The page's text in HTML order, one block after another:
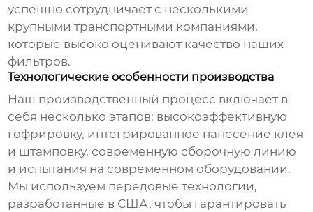
успешно сотрудничает с несколькими
крупными транспортными компаниями,
которые высоко оценивают качество наших
фильтров.
Технологические особенности производства
Наш производственный процесс включает в
себя несколько этапов: высокоэффективную
гофрировку, интегрированное нанесение клея
и штамповку, современную сборочную линию
и испытания на современном оборудовании.
Мы используем передовые технологии,
разработанные в США, чтобы гарантировать